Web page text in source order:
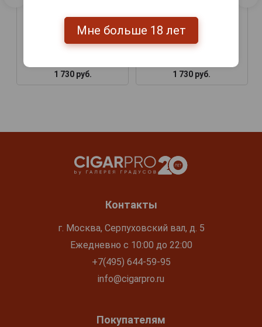
Сигары Oro Del Mundo
1 730 руб.
Сигары Oro Del Mundo
1 730 руб.
Контакты
г. Москва, Серпуховский вал, д. 5
Ежедневно с 10:00 до 22:00
+7(495) 644-59-95
info@cigarpro.ru
Покупателям
Мне больше 18 лет